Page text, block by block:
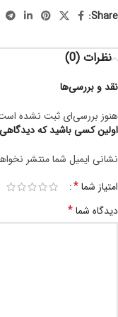
Share:
نظرات (0)
نقد و بررسی‌ها
هنوز بررسی‌ای ثبت نشده
اولین کسی باشید که دیدگاهی
نشانی ایمیل شما منتشر
امتیاز شما*
دیدگاه شما*